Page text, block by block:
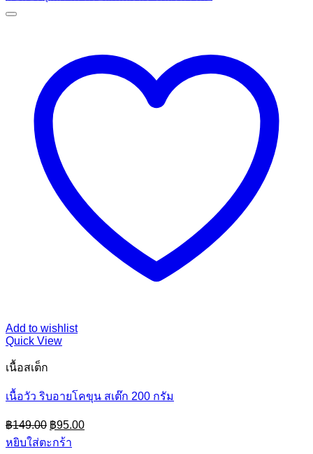
Add to wishlist
Quick View
เนื้อสเต็ก
เนื้อวัว ริบอายโคขุน สเต๊ก 200 กรัม
฿149.00 Original
price
was:
฿95.00Current
price
หยิบใส่ตะกร้า